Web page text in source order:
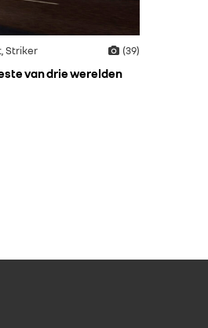
Striker (39)
van drie werelden